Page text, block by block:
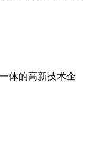
体的高新技术企